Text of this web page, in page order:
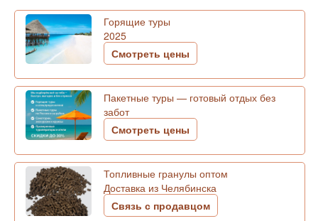
Горящие туры
2025
Смотреть цены
Пакетные туры — готовый отдых без
забот
Смотреть цены
Топливные гранулы оптом
Доставка из Челябинска
Связь с продавцом